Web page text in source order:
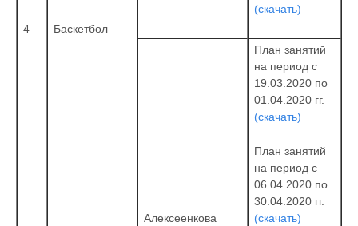
4 Баскетбол
(скачать)
Алексеенкова
План занятий
на период с
19.03.2020 по
01.04.2020 гг.
(скачать)
План занятий
на период с
06.04.2020 по
30.04.2020 гг.
(скачать)